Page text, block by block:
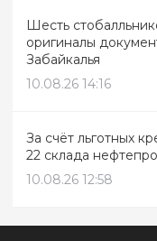
Шесть
оригиналы
Забайкалья
10.08.26 14:16
За счёт льготных
22 склада
10.08.26 12:58